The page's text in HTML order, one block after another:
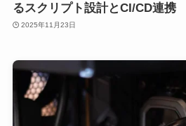
るスクリプト設計とCI/CD連携
2025年11月23日